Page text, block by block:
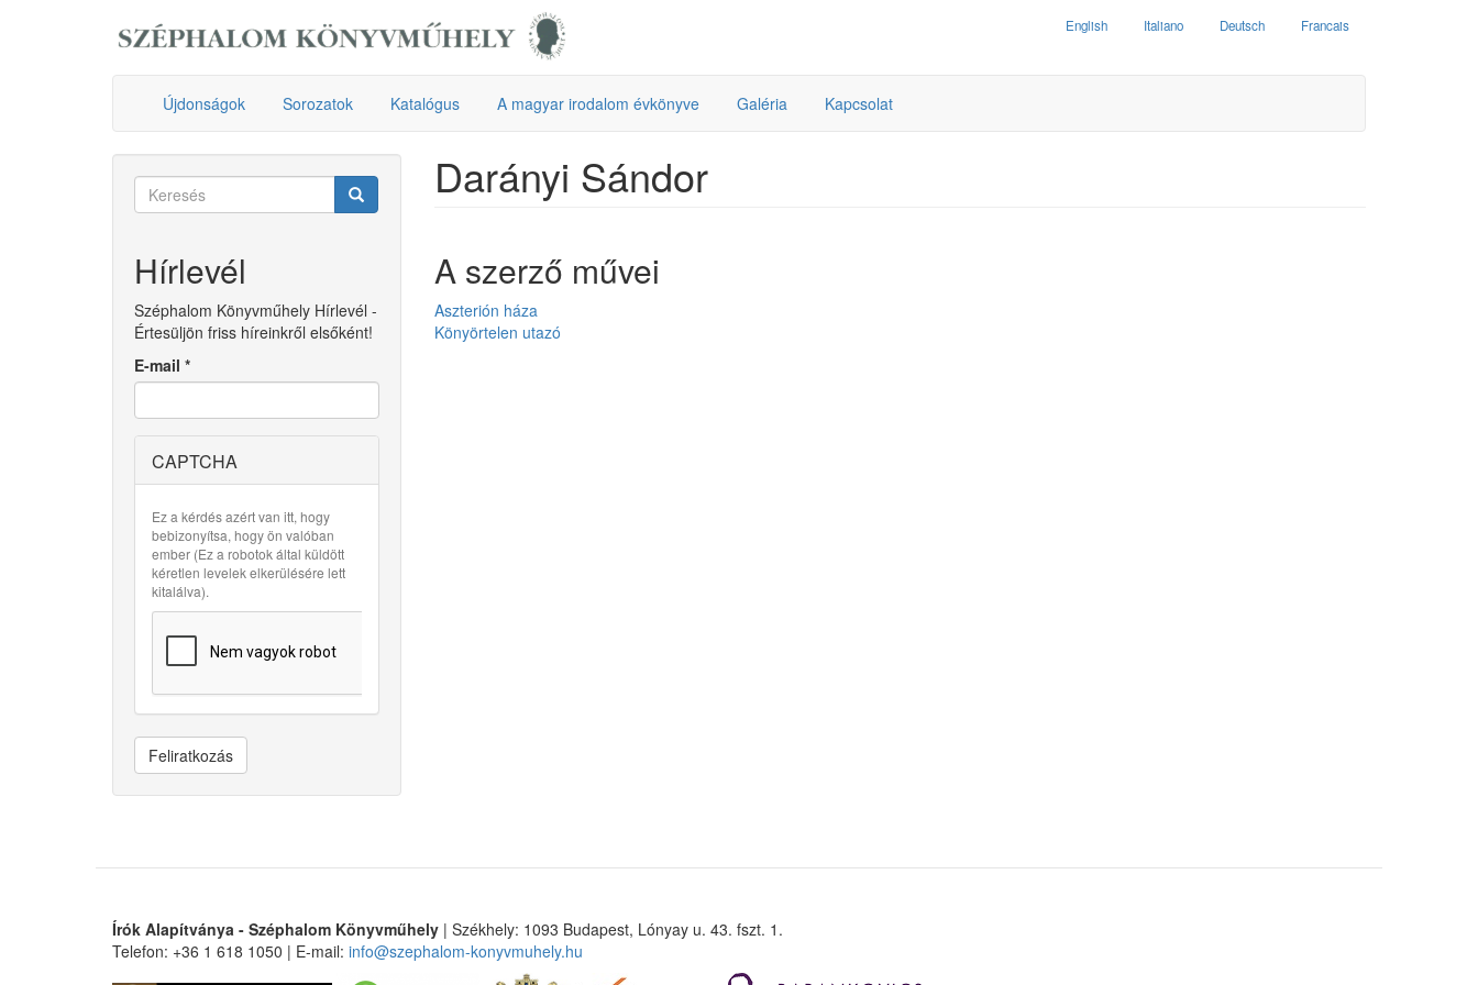
English Italiano Deutsch Francais
Újdonságok Sorozatok Katalógus A magyar irodalom évkönyve Galéria Kapcsolat
Keresés
Hírlevél
Széphalom Könyvműhely Hírlevél -
Értesüljön friss híreinkről elsőként!
E-mail *
CAPTCHA
Ez a kérdés azért van itt, hogy
bebizonyítsa, hogy ön valóban
ember (Ez a robotok által küldött
kéretlen levelek elkerülésére lett
kitalálva).
Feliratkozás
Darányi Sándor
A szerző művei
Aszterión háza
Könyörtelen utazó
Írók Alapítványa - Széphalom Könyvműhely | Székhely: 1093 Budapest, Lónyay u. 43. fszt. 1.
Telefon: +36 1 618 1050 | E-mail: info@szephalom-konyvmuhely.hu